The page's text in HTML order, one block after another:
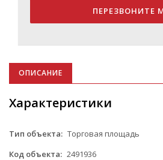
ПЕРЕЗВОНИТЕ
ОПИСАНИЕ
Характеристики
Тип объекта: Торговая площадь
Код объекта: 2491936